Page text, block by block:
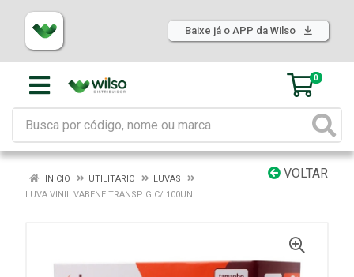
Baixe já o APP da Wilso
0
VOLTAR
INÍCIO UTILITARIO
LUVAS
LUVA VINIL VABENE TRANSP G C/ 100UN